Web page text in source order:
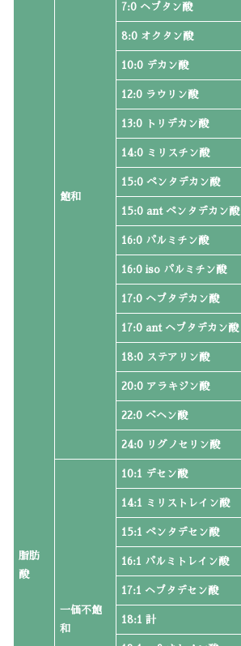
脂肪
酸
飽和
7:0 ヘプタン酸
8:0 オクタン酸
10:0 デカン酸
12:0 ラウリン酸
13:0 トリデカン酸
14:0 ミリスチン酸
15:0 ペンタデカン酸
15:0 ant ペンタデカン酸
16:0 パルミチン酸
16:0 iso パルミチン酸
17:0 ヘプタデカン酸
17:0 ant ヘプタデカン酸
18:0 ステアリン酸
20:0 アラキジン酸
22:0 ベヘン酸
24:0 リグノセリン酸
一価不飽
和
10:1 デセン酸
14:1 ミリストレイン酸
15:1 ペンタデセン酸
16:1 パルミトレイン酸
17:1 ヘプタデセン酸
18:1 計